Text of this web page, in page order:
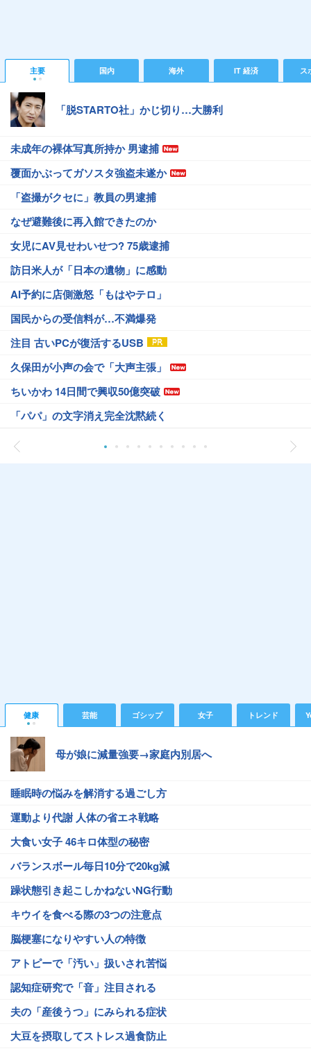
主要 国内 海外 IT 経済 ス
「脱STARTO社」かじ切り…大勝利
未成年の裸体写真所持か 男逮捕
覆面かぶってガソスタ強盗未遂か
「盗撮がクセに」教員の男逮捕
なぜ避難後に再入館できたのか
女児にAV見せわいせつ? 75歳逮捕
訪日米人が「日本の遺物」に感動
AI予約に店側激怒「もはやテロ」
国民からの受信料が…不満爆発
注目 古いPCが復活するUSB
久保田が小声の会で「大声主張」
ちいかわ 14日間で興収50億突破
「パパ」の文字消え完全沈黙続く
健康 芸能 ゴシップ 女子 トレンド
母が娘に減量強要→家庭内別居へ
睡眠時の悩みを解消する過ごし方
運動より代謝 人体の省エネ戦略
大食い女子 46キロ体型の秘密
バランスボール毎日10分で20kg減
躁状態引き起こしかねないNG行動
キウイを食べる際の3つの注意点
脳梗塞になりやすい人の特徴
アトピーで「汚い」扱いされ苦悩
認知症研究で「音」注目される
夫の「産後うつ」にみられる症状
大豆を摂取してストレス過食防止